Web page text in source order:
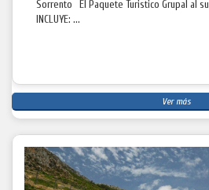
Sorrento El Paquete Turistico Grupal al
INCLUYE: ...
Ver más